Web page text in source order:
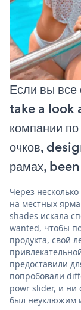
Если вы
take a look
компании
очков,
рамах,
Через
на местных
shades искала
wanted, чтобы
продукта, свой
предоставили
попробовали
powr slider, и ни
был неуклюжим